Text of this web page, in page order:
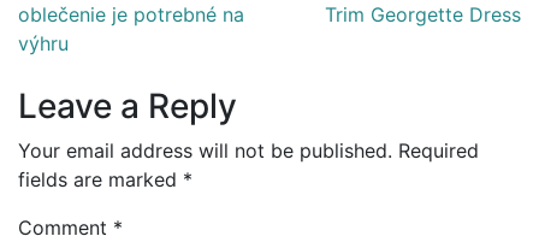
oblečenie je potrebné na
výhru
Trim Georgette Dress
Leave a Reply
Your email address will not be published. Required
fields are marked *
Comment *